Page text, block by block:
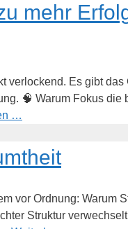
mehr
Es gibt
🧠 Warum Fokus
…
vor Ordnung: Warum
Struktur